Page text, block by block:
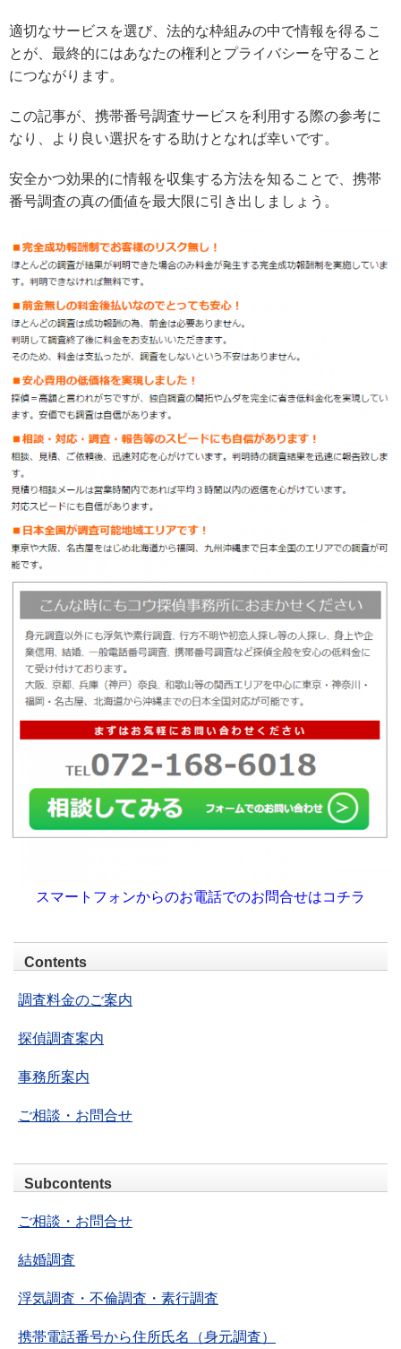
適切なサービスを選び、法的な枠組みの中で情報を得るこ
とが、最終的にはあなたの権利とプライバシーを守ること
につながります。
この記事が、携帯番号調査サービスを利用する際の参考に
なり、より良い選択をする助けとなれば幸いです。
安全かつ効果的に情報を収集する方法を知ることで、携帯
番号調査の真の価値を最大限に引き出しましょう。
スマートフォンからのお電話でのお問合せはコチラ
Contents
調査料金のご案内
探偵調査案内
事務所案内
ご相談・お問合せ
Subcontents
ご相談・お問合せ
結婚調査
浮気調査・不倫調査・素行調査
携帯電話番号から住所氏名（身元調査）